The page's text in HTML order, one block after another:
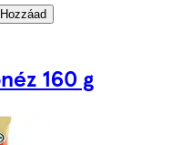
Hozzáad
160 g